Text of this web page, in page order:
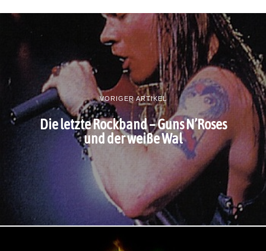
VORIGER ARTIKEL
Die letzte Rockband – Guns N’Roses
und der weiße Wal